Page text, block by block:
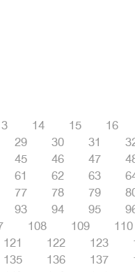
14 15
16
29 30 31
45 46 47
61 62 63
77 78 79
93 94 95
108 109
110
121 122 123
135 136 137